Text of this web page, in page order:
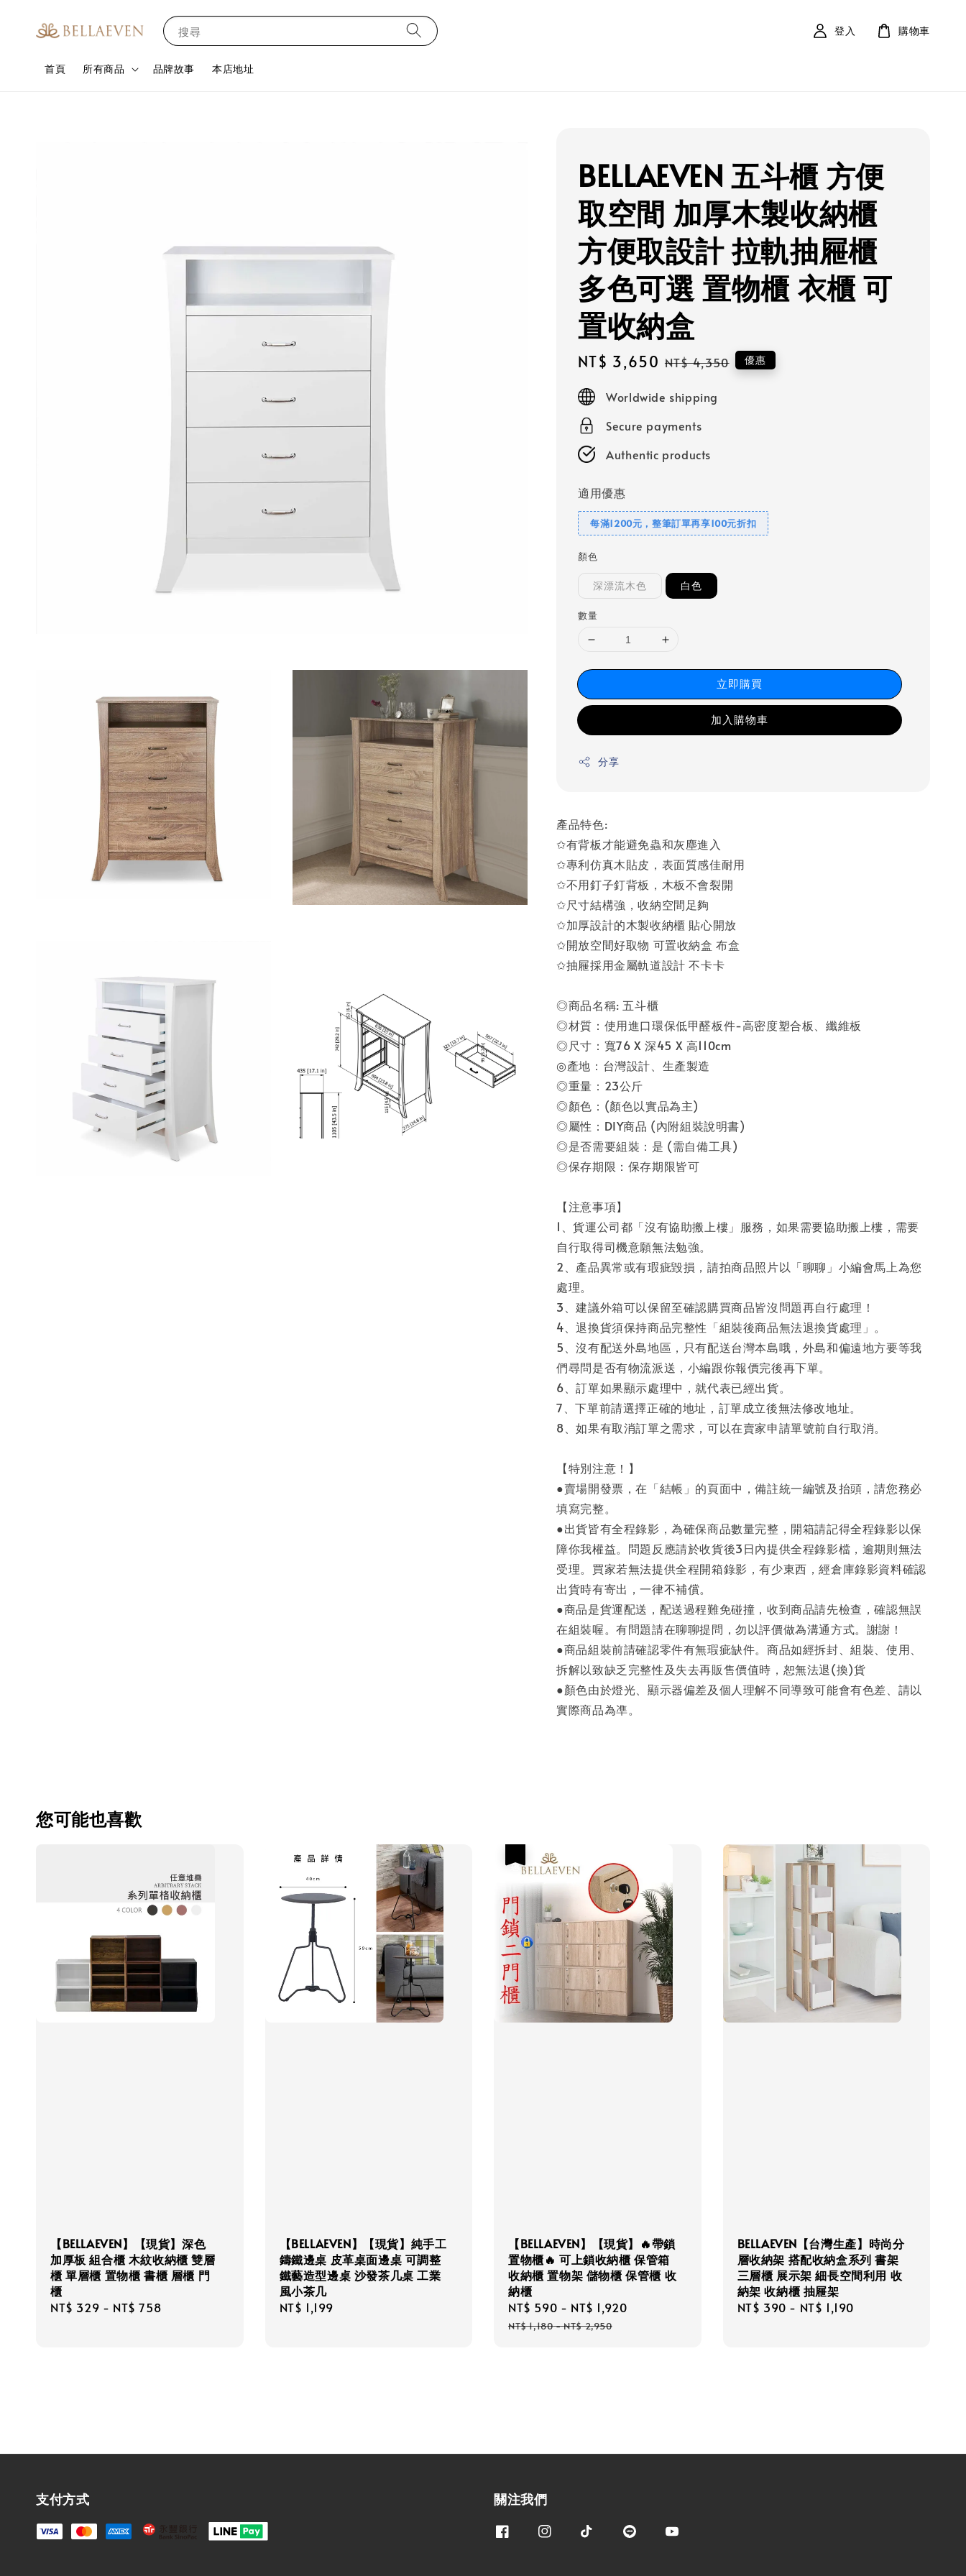
搜尋
首頁 所有商品 品牌故事 本店地址
登入 購物車
BELLAEVEN 五斗櫃 方便
取空間 加厚木製收納櫃
方便取設計 拉軌抽屜櫃
多色可選 置物櫃 衣櫃 可
置收納盒
Sale
price
NT$ 3,650 Regular
NT$ 4,350 優惠
Worldwide shipping
Secure payments
Authentic products
適用優惠
每滿1200元，整筆訂單再享100元折扣
顏色
深漂流木色 白色
數量
立即購買
加入購物車
分享
產品特色:
✩有背板才能避免蟲和灰塵進入
✩專利仿真木貼皮，表面質感佳耐用
✩不用釘子釘背板，木板不會裂開
✩尺寸結構強，收納空間足夠
✩加厚設計的木製收納櫃 貼心開放
✩開放空間好取物 可置收納盒 布盒
✩抽屜採用金屬軌道設計 不卡卡
◎商品名稱: 五斗櫃
◎材質：使用進口環保低甲醛板件-高密度塑合板、纖維板
◎尺寸：寬76 X 深45 X 高110cm
◎產地：台灣設計、生產製造
◎重量：23公斤
◎顏色：(顏色以實品為主)
◎屬性：DIY商品 (內附組裝說明書)
◎是否需要組裝：是 (需自備工具)
◎保存期限：保存期限皆可
【注意事項】
1、貨運公司都「沒有協助搬上樓」服務，如果需要協助搬上樓，需要
自行取得司機意願無法勉強。
2、產品異常或有瑕疵毀損，請拍商品照片以「聊聊」小編會馬上為您
處理。
3、建議外箱可以保留至確認購買商品皆沒問題再自行處理！
4、退換貨須保持商品完整性「組裝後商品無法退換貨處理」。
5、沒有配送外島地區，只有配送台灣本島哦，外島和偏遠地方要等我
們尋問是否有物流派送，小編跟你報價完後再下單。
6、訂單如果顯示處理中，就代表已經出貨。
7、下單前請選擇正確的地址，訂單成立後無法修改地址。
8、如果有取消訂單之需求，可以在賣家申請單號前自行取消。
【特別注意！】
●賣場開發票，在「結帳」的頁面中，備註統一編號及抬頭，請您務必
填寫完整。
●出貨皆有全程錄影，為確保商品數量完整，開箱請記得全程錄影以保
障你我權益。問題反應請於收貨後3日內提供全程錄影檔，逾期則無法
受理。買家若無法提供全程開箱錄影，有少東西，經倉庫錄影資料確認
出貨時有寄出，一律不補償。
●商品是貨運配送，配送過程難免碰撞，收到商品請先檢查，確認無誤
在組裝喔。有問題請在聊聊提問，勿以評價做為溝通方式。謝謝！
●商品組裝前請確認零件有無瑕疵缺件。商品如經拆封、組裝、使用、
拆解以致缺乏完整性及失去再販售價值時，恕無法退(換)貨
●顏色由於燈光、顯示器偏差及個人理解不同導致可能會有色差、請以
實際商品為凖。
您可能也喜歡
【BELLAEVEN】【現貨】深色
加厚板 組合櫃 木紋收納櫃 雙層
櫃 單層櫃 置物櫃 書櫃 層櫃 門
櫃
Regular
NT$ 329 - NT$ 758
【BELLAEVEN】【現貨】純手工
鑄鐵邊桌 皮革桌面邊桌 可調整
鐵藝造型邊桌 沙發茶几桌 工業
風小茶几
Regular
NT$ 1,199
【BELLAEVEN】【現貨】🔥帶鎖
置物櫃🔥 可上鎖收納櫃 保管箱
收納櫃 置物架 儲物櫃 保管櫃 收
納櫃
Sale
price
NT$ 590 - NT$ 1,920
NT$ 1,180-NT$ 2,950
BELLAEVEN【台灣生產】時尚分
層收納架 搭配收納盒系列 書架
三層櫃 展示架 細長空間利用 收
納架 收納櫃 抽屜架
Regular
NT$ 390 - NT$ 1,190
支付方式 關注我們